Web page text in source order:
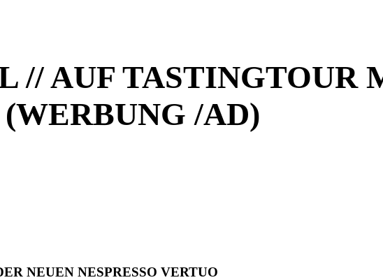
// AUF TASTINGTOUR
/AD)
NEUEN NESPRESSO VERTUO